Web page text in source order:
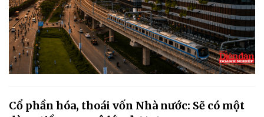
Cổ phần hóa, thoái vốn Nhà nước: Sẽ có một